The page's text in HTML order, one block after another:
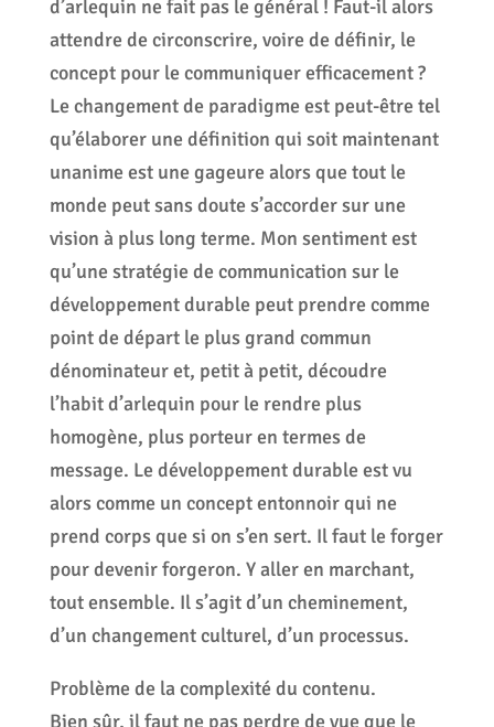
d’arlequin ne fait pas le général ! Faut-il alors
attendre de circonscrire, voire de définir, le
concept pour le communiquer efficacement ?
Le changement de paradigme est peut-être tel
qu’élaborer une définition qui soit maintenant
unanime est une gageure alors que tout le
monde peut sans doute s’accorder sur une
vision à plus long terme. Mon sentiment est
qu’une stratégie de communication sur le
développement durable peut prendre comme
point de départ le plus grand commun
dénominateur et, petit à petit, découdre
l’habit d’arlequin pour le rendre plus
homogène, plus porteur en termes de
message. Le développement durable est vu
alors comme un concept entonnoir qui ne
prend corps que si on s’en sert. Il faut le forger
pour devenir forgeron. Y aller en marchant,
tout ensemble. Il s’agit d’un cheminement,
d’un changement culturel, d’un processus.
Problème de la complexité du contenu.
Bien sûr, il faut ne pas perdre de vue que le